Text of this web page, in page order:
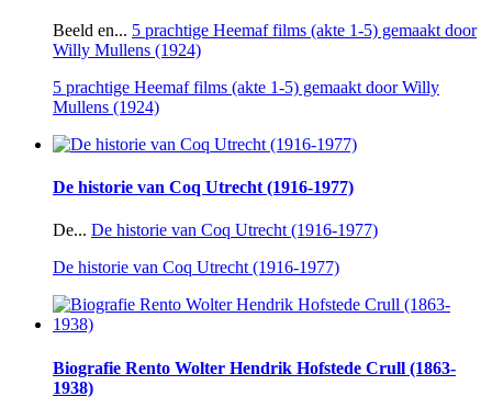
Beeld en... 5 prachtige Heemaf films (akte 1-5) gemaakt door
Willy Mullens (1924)
5 prachtige Heemaf films (akte 1-5) gemaakt door Willy
Mullens (1924)
De historie van Coq Utrecht (1916-1977)
De... De historie van Coq Utrecht (1916-1977)
De historie van Coq Utrecht (1916-1977)
Biografie Rento Wolter Hendrik Hofstede Crull (1863-
1938)